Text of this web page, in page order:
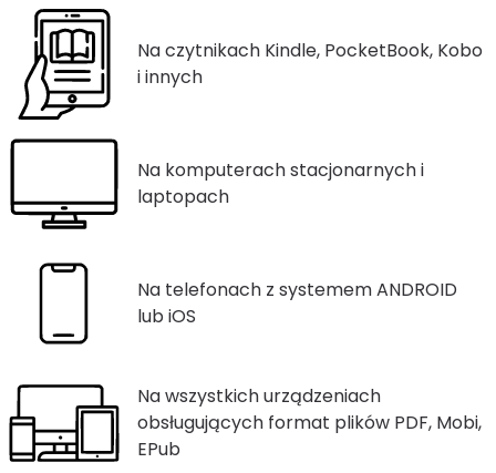
Na czytnikach Kindle, PocketBook, Kobo
i innych
Na komputerach stacjonarnych i
laptopach
Na telefonach z systemem ANDROID
lub iOS
Na wszystkich urządzeniach
obsługujących format plików PDF, Mobi,
EPub